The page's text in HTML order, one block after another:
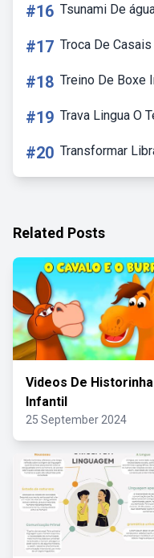
#16 Tsunami De
#17 Troca De
#18 Treino De Boxe
#19 Trava Lingua O
#20 Transformar
Related Posts
Videos De
Infantil
25 September 2024